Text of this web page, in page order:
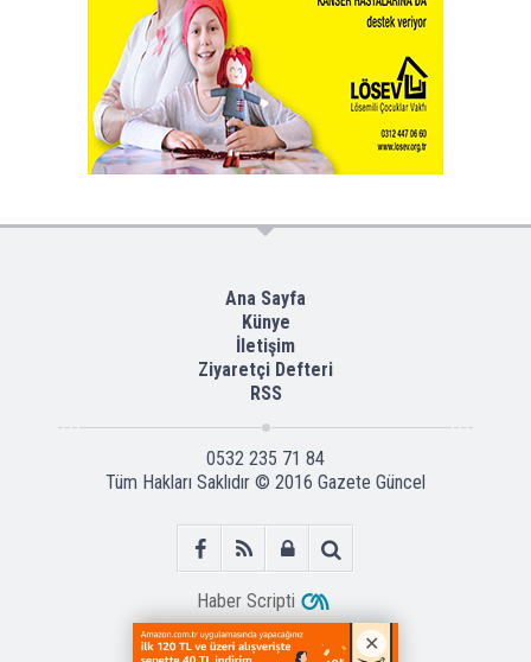
Ana Sayfa
Künye
İletişim
Ziyaretçi Defteri
RSS
0532 235 71 84
Tüm Hakları Saklıdır © 2016 Gazete Güncel
Haber Scripti